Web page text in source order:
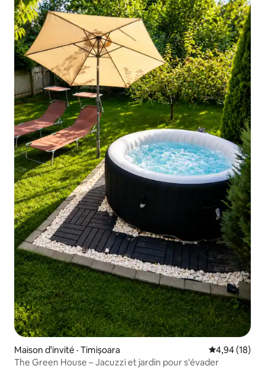
Maison d'invité · Timișoara Note
4,94 (18)
The Green House – Jacuzzi et jardin pour s'évader